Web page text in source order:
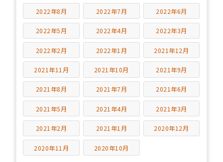
2022年8月 2022年7月 2022年6月
2022年5月 2022年4月 2022年3月
2022年2月 2022年1月 2021年12月
2021年11月 2021年10月 2021年9月
2021年8月 2021年7月 2021年6月
2021年5月 2021年4月 2021年3月
2021年2月 2021年1月 2020年12月
2020年11月 2020年10月